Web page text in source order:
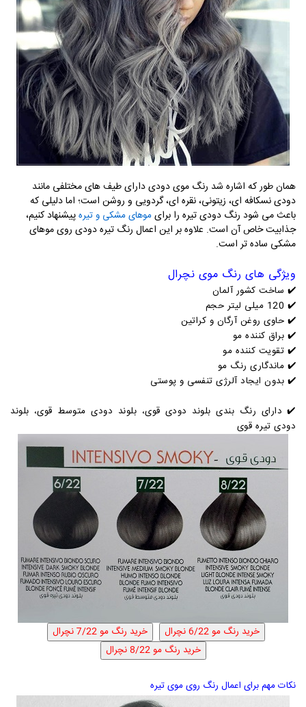
همان طور که اشاره شد رنگ موی دودی دارای طیف های مختلفی مانند
دودی نسکافه ای، زیتونی، نقره ای، گردویی و روشن است؛ اما دلیلی که
باعث می شود رنگ دودی تیره را برایموهای مشکی و تیرهپیشنهاد کنیم،
جذابیت خاص آن است. علاوه بر این اعمال رنگ تیره دودی روی موهای
مشکی ساده تر است.
ویژگی های رنگ موی نچرال
✔️ ساخت کشور آلمان
✔️ 120 میلی لیتر حجم
✔️ حاوی روغن آرگان و کراتین
✔️ براق کننده مو
✔️ تقویت کننده مو
✔️ ماندگاری رنگ مو
✔️ بدون ایجاد آلرژی تنفسی و پوستی
✔️ دارای رنگ بندی بلوند دودی قوی، بلوند دودی متوسط قوی، بلوند
دودی تیره قوی
نکات مهم برای اعمال رنگ روی موی تیره